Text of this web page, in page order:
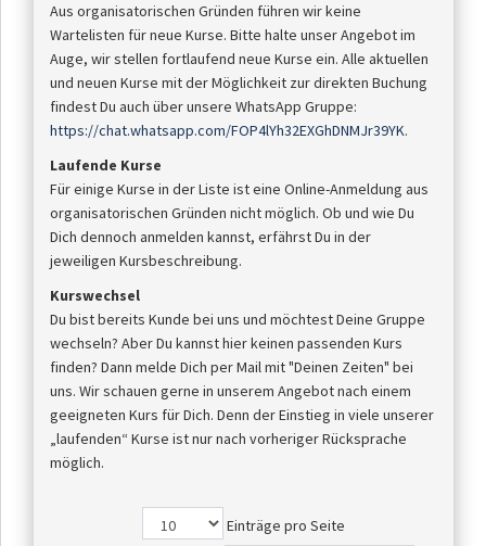
Aus organisatorischen Gründen führen wir keine
Wartelisten für neue Kurse. Bitte halte unser Angebot im
Auge, wir stellen fortlaufend neue Kurse ein. Alle aktuellen
und neuen Kurse mit der Möglichkeit zur direkten Buchung
findest Du auch über unsere WhatsApp Gruppe:
https://chat.whatsapp.com/FOP4lYh32EXGhDNMJr39YK.
Laufende Kurse
Für einige Kurse in der Liste ist eine Online-Anmeldung aus
organisatorischen Gründen nicht möglich. Ob und wie Du
Dich dennoch anmelden kannst, erfährst Du in der
jeweiligen Kursbeschreibung.
Kurswechsel
Du bist bereits Kunde bei uns und möchtest Deine Gruppe
wechseln? Aber Du kannst hier keinen passenden Kurs
finden? Dann melde Dich per Mail mit "Deinen Zeiten" bei
uns. Wir schauen gerne in unserem Angebot nach einem
geeigneten Kurs für Dich. Denn der Einstieg in viele unserer
„laufenden“ Kurse ist nur nach vorheriger Rücksprache
möglich.
Einträge pro Seite